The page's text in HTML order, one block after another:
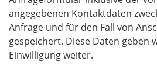
angegebenen Kontaktdaten
Anfrage und für den Fall von
gespeichert. Diese Daten geben
Einwilligung weiter.